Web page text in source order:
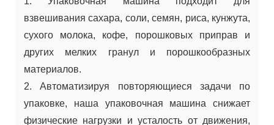
взвешивания сахара, соли, семян, риса, кунжута,
сухого молока, кофе, порошковых приправ и
других мелких гранул и порошкообразных
материалов.
2. Автоматизируя повторяющиеся задачи по
упаковке, наша упаковочная машина снижает
физические нагрузки и усталость от движения,